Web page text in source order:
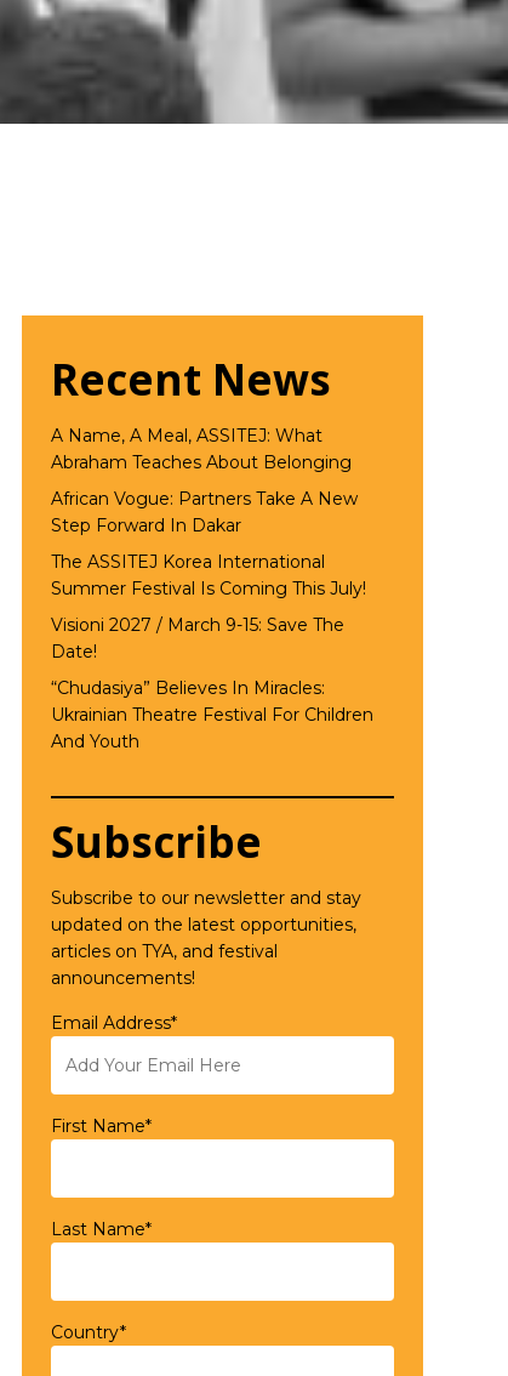
Recent News
A Name, A Meal, ASSITEJ: What
Abraham Teaches About Belonging
African Vogue: Partners Take A New
Step Forward In Dakar
The ASSITEJ Korea International
Summer Festival Is Coming This July!
Visioni 2027 / March 9-15: Save The
Date!
“Chudasiya” Believes In Miracles:
Ukrainian Theatre Festival For Children
And Youth
Subscribe
Subscribe to our newsletter and stay
updated on the latest opportunities,
articles on TYA, and festival
announcements!
Email Address*
First Name*
Last Name*
Country*